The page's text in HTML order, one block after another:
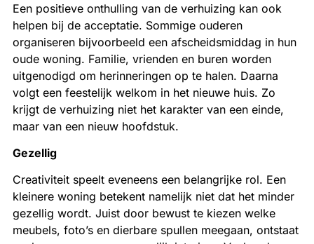
Een positieve onthulling van de verhuizing kan ook
helpen bij de acceptatie. Sommige ouderen
organiseren bijvoorbeeld een afscheidsmiddag in hun
oude woning. Familie, vrienden en buren worden
uitgenodigd om herinneringen op te halen. Daarna
volgt een feestelijk welkom in het nieuwe huis. Zo
krijgt de verhuizing niet het karakter van een einde,
maar van een nieuw hoofdstuk.
Gezellig
Creativiteit speelt eveneens een belangrijke rol. Een
kleinere woning betekent namelijk niet dat het minder
gezellig wordt. Juist door bewust te kiezen welke
meubels, foto’s en dierbare spullen meegaan, ontstaat